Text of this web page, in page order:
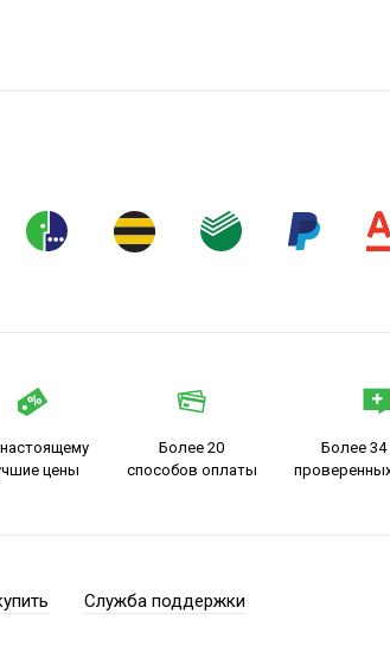
цены
Более 20
способов оплаты
Более 34
Служба поддержки